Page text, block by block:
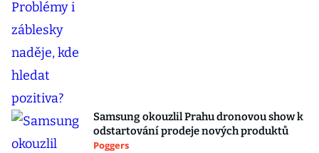
Samsung okouzlil Prahu dronovou show k
odstartování prodeje nových produktů
Poggers